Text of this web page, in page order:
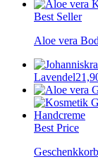
Best Seller
Aloe vera
Lavendel
Best Price